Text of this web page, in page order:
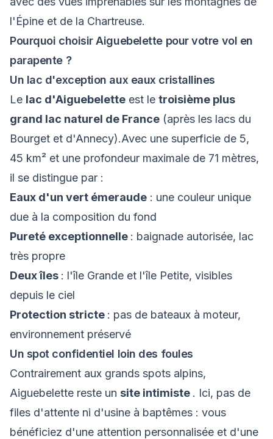
l'Épine et de la Chartreuse.
Pourquoi choisir Aiguebelette pour votre vol en
parapente ?
Un lac d'exception aux eaux cristallines
Le lac d'Aiguebelette est le troisième plus
grand lac naturel de France (après les lacs du
Bourget et d'Annecy).Avec une superficie de 5,
45 km² et une profondeur maximale de 71 mètres,
il se distingue par :
Eaux d'un vert émeraude : une couleur unique
due à la composition du fond
Pureté exceptionnelle : baignade autorisée, lac
très propre
Deux îles : l'île Grande et l'île Petite, visibles
depuis le ciel
Protection stricte : pas de bateaux à moteur,
environnement préservé
Un spot confidentiel loin des foules
Contrairement aux grands spots alpins,
Aiguebelette reste un site intimiste . Ici, pas de
files d'attente ni d'usine à baptêmes : vous
bénéficiez d'une attention personnalisée et d'une